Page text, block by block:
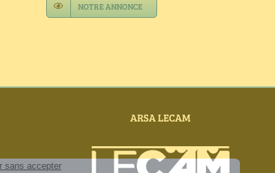
NOTRE ANNONCE
ARSA LECAM